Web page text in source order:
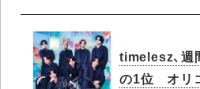
timelesz、週
の1位​ オリ